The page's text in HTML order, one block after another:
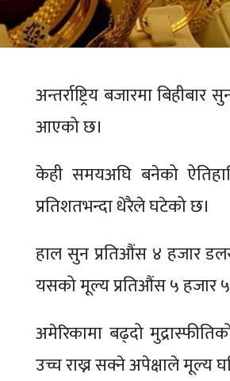
अन्तर्राष्ट्रिय बजारमा
आएको छ।
केही समयअघि बनेको
प्रतिशतभन्दा धेरैले घटेको छ।
हाल सुन प्रतिऔंस ४ हजार
यसको मूल्य प्रतिऔंस ५ हजार
अमेरिकामा बढ्दो
उच्च राख्न सक्ने अपेक्षाले मूल्य